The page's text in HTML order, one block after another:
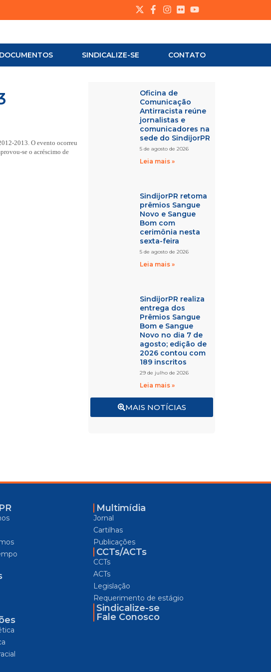
DOCUMENTOS SINDICALIZE-SE CONTATO
2013. O evento ocorreu
se o acréscimo de
Oficina de
Comunicação
Antirracista reúne
jornalistas e
comunicadores na
sede do SindijorPR
5 de agosto de 2026
Leia mais »
SindijorPR retoma
prêmios Sangue
Novo e Sangue
Bom com
cerimônia nesta
sexta-feira
5 de agosto de 2026
Leia mais »
SindijorPR realiza
entrega dos
Prêmios Sangue
Bom e Sangue
Novo no dia 7 de
agosto; edição de
2026 contou com
189 inscritos
29 de julho de 2026
Leia mais »
MAIS NOTÍCIAS
Multimídia
Jornal
Cartilhas
Publicações
CCTs/ACTs
CCTs
ACTs
Legislação
Requerimento de estágio
Sindicalize-se
Fale Conosco